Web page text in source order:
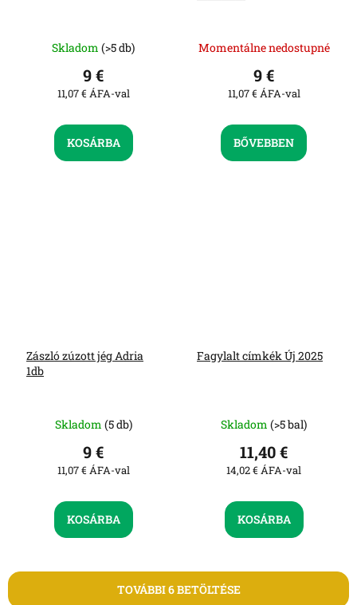
Skladom (>5 db)
11,07 € ÁFA-val
9 €
KOSÁRBA
Momentálne nedostupné
11,07 € ÁFA-val
9 €
BŐVEBBEN
Zászló zúzott jég Adria
1db
Skladom (5 db)
11,07 € ÁFA-val
9 €
KOSÁRBA
Fagylalt címkék Új 2025
Skladom (>5 bal)
14,02 € ÁFA-val
11,40 €
KOSÁRBA
TOVÁBBI 6 BETÖLTÉSE